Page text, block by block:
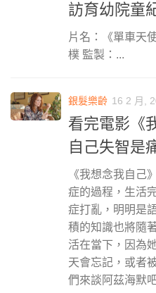
訪育幼院童
片名：《單車天
樸 監製：...
銀髮樂齡 16 2 月,
看完電影《
自己失智是
《我想念我自己
症的過程，生活
症打亂，明明是
積的知識也將隨
活在當下，因為
天會忘記，或者
們來談阿茲海默吧